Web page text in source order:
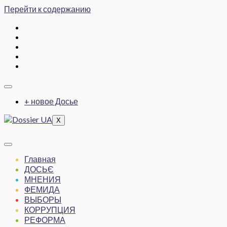
Перейти к содержанию
+ новое Досье
X
Главная
ДОСЬЄ
МНЕНИЯ
ФЕМИДА
ВЫБОРЫ
КОРРУПЦИЯ
РЕФОРМА